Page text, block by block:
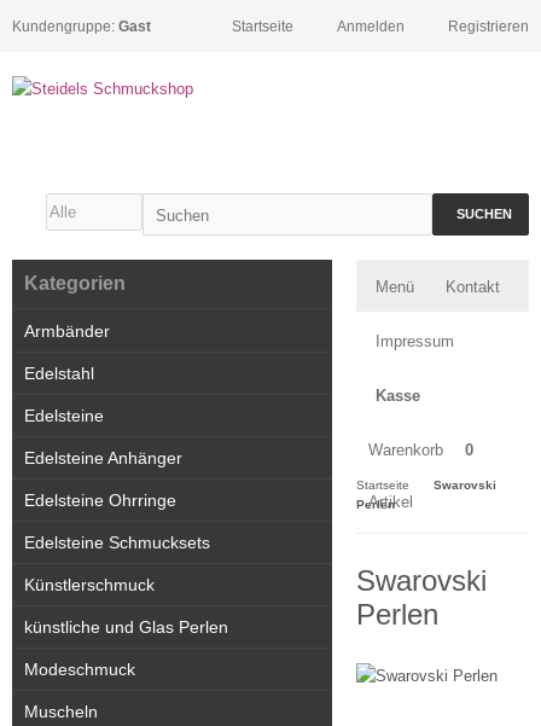
Kundengruppe: Gast Registrieren
Anmelden
Startseite
SUCHEN
Menü Kontakt
Impressum
Kasse
Warenkorb 0
Artikel
Startseite
Swarovski
Perlen
Swarovski
Perlen
Kategorien
Armbänder
Edelstahl
Edelsteine
Edelsteine Anhänger
Edelsteine Ohrringe
Edelsteine Schmucksets
Künstlerschmuck
künstliche und Glas Perlen
Modeschmuck
Muscheln